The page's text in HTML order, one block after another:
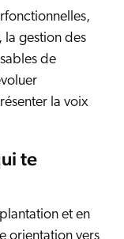
gestion des
de
la voix
te
et en